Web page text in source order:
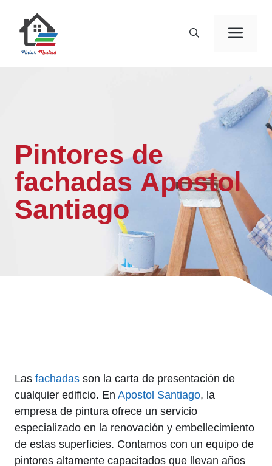
contenido
Pintores de
fachadas Apostol
Santiago
Las fachadas son la carta de presentación de
cualquier edificio. En Apostol Santiago, la
empresa de pintura ofrece un servicio
especializado en la renovación y embellecimiento
de estas superficies. Contamos con un equipo de
pintores altamente capacitados que llevan años